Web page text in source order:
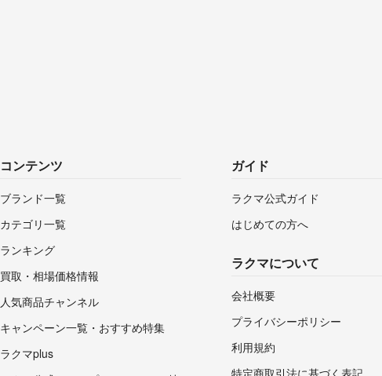
コンテンツ
ブランド一覧
カテゴリ一覧
ランキング
買取・相場価格情報
人気商品チャンネル
キャンペーン一覧・おすすめ特集
ラクマplus
ガイド
ラクマ公式ガイド
はじめての方へ
ラクマについて
会社概要
プライバシーポリシー
利用規約